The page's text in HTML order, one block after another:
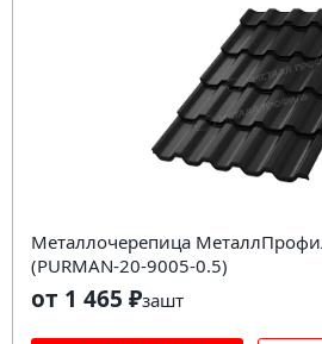
Металлочерепица
(PURMAN-20-9005-0.5)
от 1 465 ₽зашт